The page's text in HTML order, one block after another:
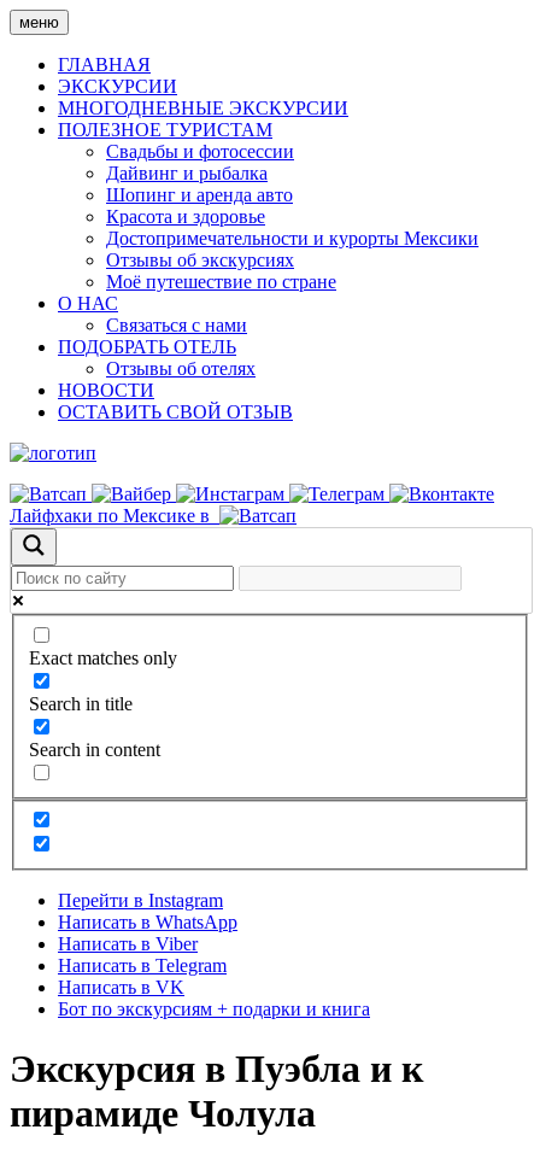
Skip
to
content
меню
ГЛАВНАЯ
ЭКСКУРСИИ
МНОГОДНЕВНЫЕ ЭКСКУРСИИ
ПОЛЕЗНОЕ ТУРИСТАМ
Свадьбы и фотосессии
Дайвинг и рыбалка
Шопинг и аренда авто
Красота и здоровье
Достопримечательности и курорты Мексики
Отзывы об экскурсиях
Моё путешествие по стране
О НАС
Связаться с нами
ПОДОБРАТЬ ОТЕЛЬ
Отзывы об отелях
НОВОСТИ
ОСТАВИТЬ СВОЙ ОТЗЫВ
Лайфхаки по Мексике в
Exact matches only
Search in title
Search in content
Перейти в Instagram
Написать в WhatsApp
Написать в Viber
Написать в Telegram
Написать в VK
Бот по экскурсиям + подарки и книга
Экскурсия в Пуэбла и к
пирамиде Чолула